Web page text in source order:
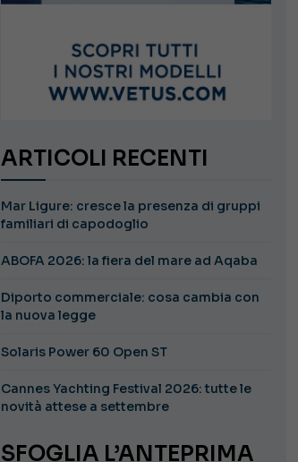
ARTICOLI RECENTI
Mar Ligure: cresce la presenza di gruppi
familiari di capodoglio
ABOFA 2026: la fiera del mare ad Aqaba
Diporto commerciale: cosa cambia con
la nuova legge
Solaris Power 60 Open ST
Cannes Yachting Festival 2026: tutte le
novità attese a settembre
SFOGLIA L’ANTEPRIMA